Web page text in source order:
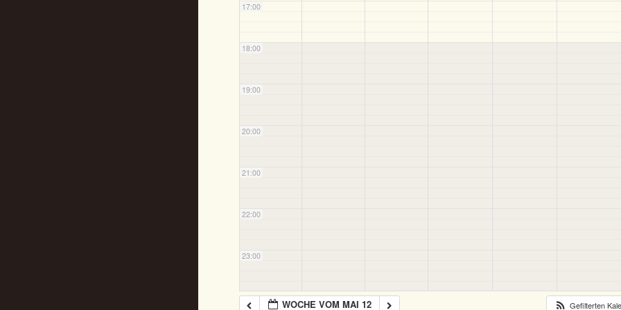
17:00
18:00
19:00
20:00
21:00
22:00
23:00
WOCHE VOM MAI 12 Gefilterten